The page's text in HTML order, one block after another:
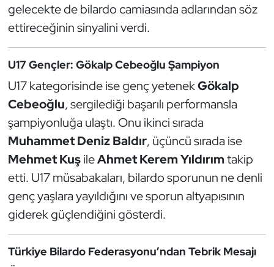
gelecekte de bilardo camiasında adlarından söz
ettireceğinin sinyalini verdi.
U17 Gençler: Gökalp Cebeoğlu Şampiyon
U17 kategorisinde ise genç yetenekGökalp
Cebeoğlu, sergilediği başarılı performansla
şampiyonluğa ulaştı. Onu ikinci sırada
Muhammet Deniz Baldır, üçüncü sırada ise
Mehmet KuşileAhmet Kerem Yıldırımtakip
etti. U17 müsabakaları, bilardo sporunun ne denli
genç yaşlara yayıldığını ve sporun altyapısının
giderek güçlendiğini gösterdi.
Türkiye Bilardo Federasyonu’ndan Tebrik Mesajı
Oryantiring
Paralimpik
Ragbi
Satranç
Su Topu
Sualtı Sporları
Tenis